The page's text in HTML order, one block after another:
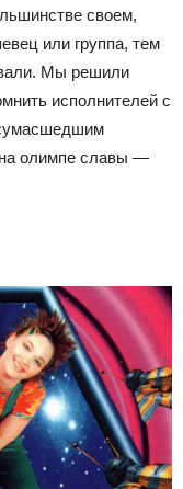
своем,
или группа, тем
Мы решили
исполнителей с
на олимпе славы —